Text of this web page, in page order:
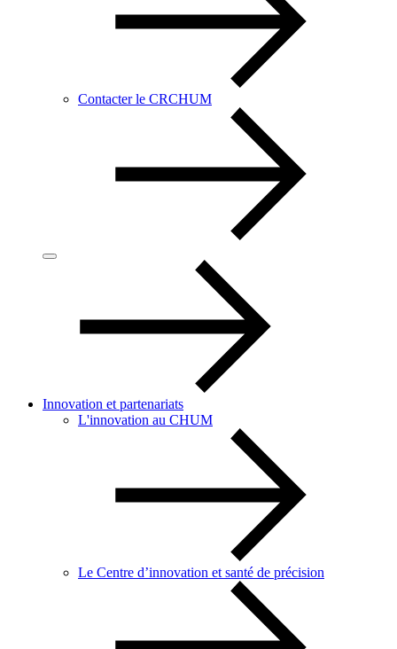
Contacter le CRCHUM
Innovation et partenariats
L'innovation au CHUM
Le Centre d’innovation et santé de précision